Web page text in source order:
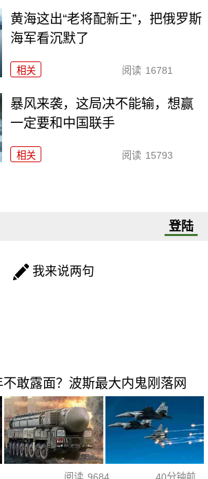
黄海这出“老将配新王”，把俄罗斯
海军看沉默了
相关 阅读 16781
暴风来袭，这局决不能输，想赢
一定要和中国联手
相关 阅读 15793
登陆
我来说两句
敢露面？波斯最大内鬼刚落网